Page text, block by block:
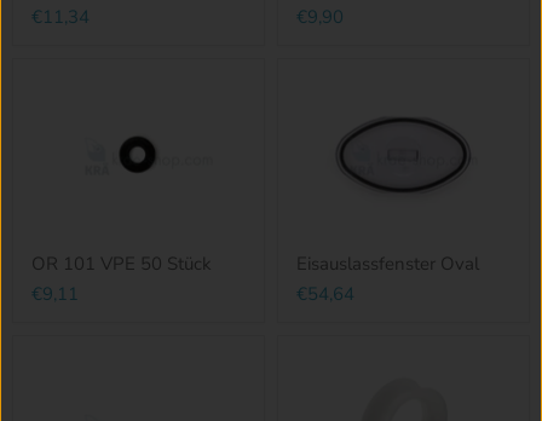
€11,34
€9,90
OR 101 VPE 50 Stück
€9,11
Eisauslassfenster Oval
€54,64